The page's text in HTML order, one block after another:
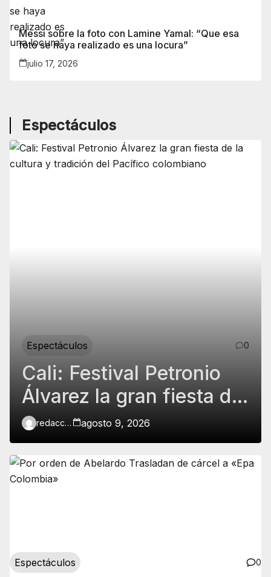
Messi sobre la foto con Lamine Yamal: “Que esa
foto se haya realizado es una locura”
julio 17, 2026
Espectáculos
Espectáculos 0
Cali: Festival Petronio
Álvarez la gran fiesta de
la cultura y tradición del
Pacífico colombiano
redaccion agosto 9, 2026
Espectáculos 0